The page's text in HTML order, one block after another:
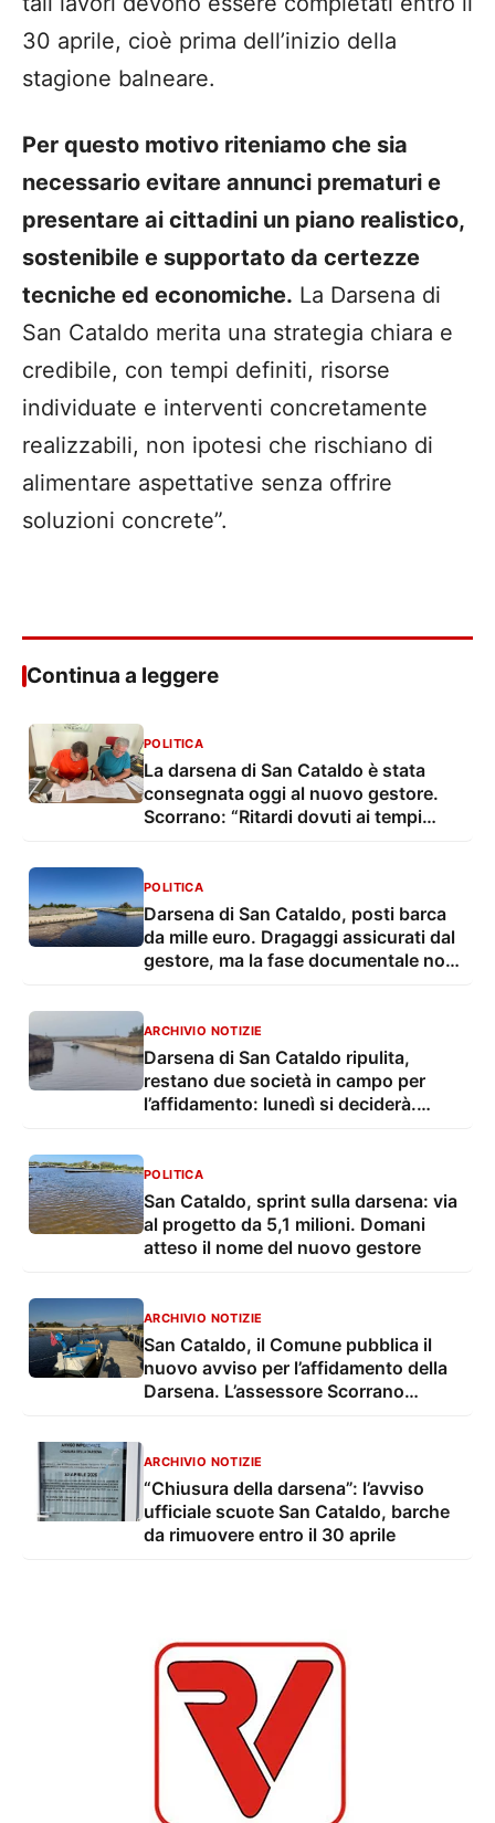
30 aprile, cioè prima dell’inizio della
stagione balneare.
Per questo motivo riteniamo che sia
necessario evitare annunci prematuri e
presentare ai cittadini un piano realistico,
sostenibile e supportato da certezze
tecniche ed economiche. La Darsena di
San Cataldo merita una strategia chiara e
credibile, con tempi definiti, risorse
individuate e interventi concretamente
realizzabili, non ipotesi che rischiano di
alimentare aspettative senza offrire
soluzioni concrete”.
Continua a leggere
POLITICA
La darsena di San Cataldo è stata
consegnata oggi al nuovo gestore.
Scorrano: “Ritardi dovuti ai tempi
POLITICA
Darsena di San Cataldo, posti barca
da mille euro. Dragaggi assicurati dal
gestore, ma la fase documentale non
ARCHIVIO NOTIZIE
Darsena di San Cataldo ripulita,
restano due società in campo per
l’affidamento: lunedì si deciderà.
POLITICA
San Cataldo, sprint sulla darsena: via
al progetto da 5,1 milioni. Domani
atteso il nome del nuovo gestore
ARCHIVIO NOTIZIE
San Cataldo, il Comune pubblica il
nuovo avviso per l’affidamento della
Darsena. L’assessore Scorrano
ARCHIVIO NOTIZIE
“Chiusura della darsena”: l’avviso
ufficiale scuote San Cataldo, barche
da rimuovere entro il 30 aprile